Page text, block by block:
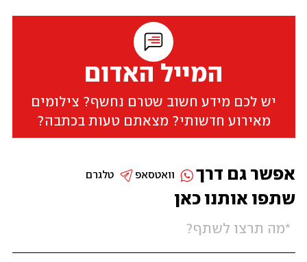
המייל האדום
יש לכם מידע חשוב שטרם נחשף? צילומים
מאירוע חדשותי? מצאתם טעות בכתבה?
שתפו אותנו כאן
אפשר גם דרך טלגרם וואטסאפ